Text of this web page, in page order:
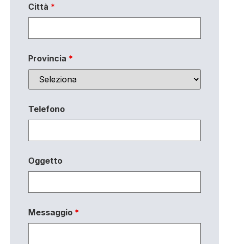
Città *
Provincia *
Telefono
Oggetto
Messaggio *